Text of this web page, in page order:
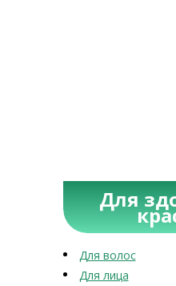
Для
Для волос
Для лица